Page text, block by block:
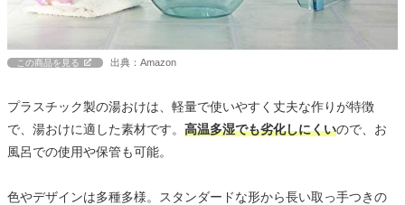
この商品を見る 出典：Amazon
プラスチック製の湯おけは、軽量で使いやすく丈夫な作りが特徴
で、湯おけに適した素材です。 高温多湿でも劣化しにくいので、お
風呂での使用や保管も可能。
色やデザインは多種多様。スタンダードな形から長い取っ手つきの